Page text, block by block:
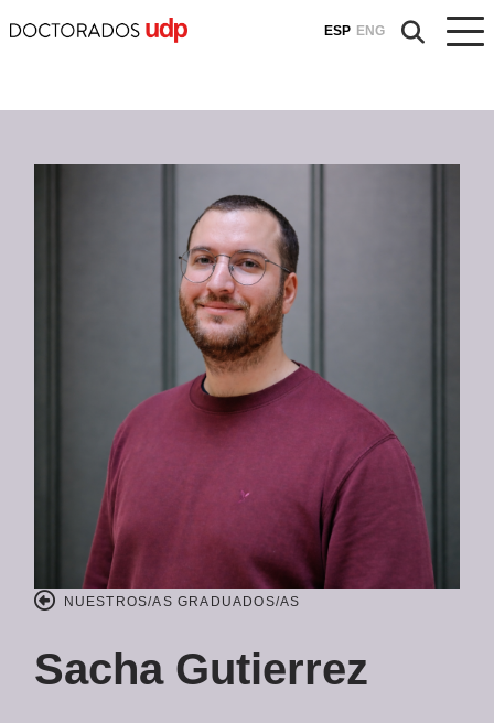
ESP ENG
NUESTROS/AS GRADUADOS/AS
Sacha Gutierrez